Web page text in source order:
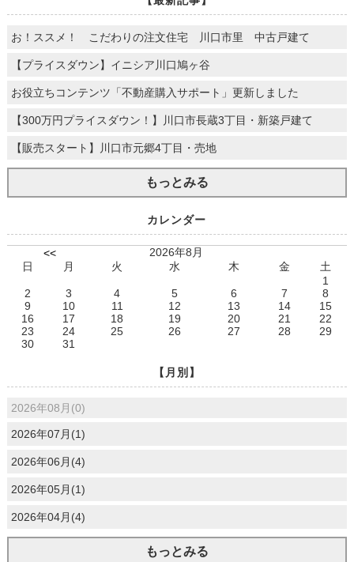
お！ススメ！ こだわりの注文住宅 川口市里 中古戸建て
【プライスダウン】イニシア川口鳩ヶ谷
お役立ちコンテンツ「不動産購入サポート」更新しました
【300万円プライスダウン！】川口市長蔵3丁目・新築戸建て
【販売スタート】川口市元郷4丁目・売地
もっとみる
カレンダー
<<
2026年8月
日
月 火 水 木 金
土
1
2
3 4 5 6 7
8
9
10 11 12 13 14
15
16
17 18 19 20 21
22
23
24 25 26 27 28
29
30
31
【月別】
2026年08月(0)
2026年07月(1)
2026年06月(4)
2026年05月(1)
2026年04月(4)
もっとみる